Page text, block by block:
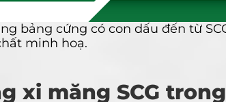
bảng cứng có con dấu đến từ
minh hoạ.
xi măng SCG